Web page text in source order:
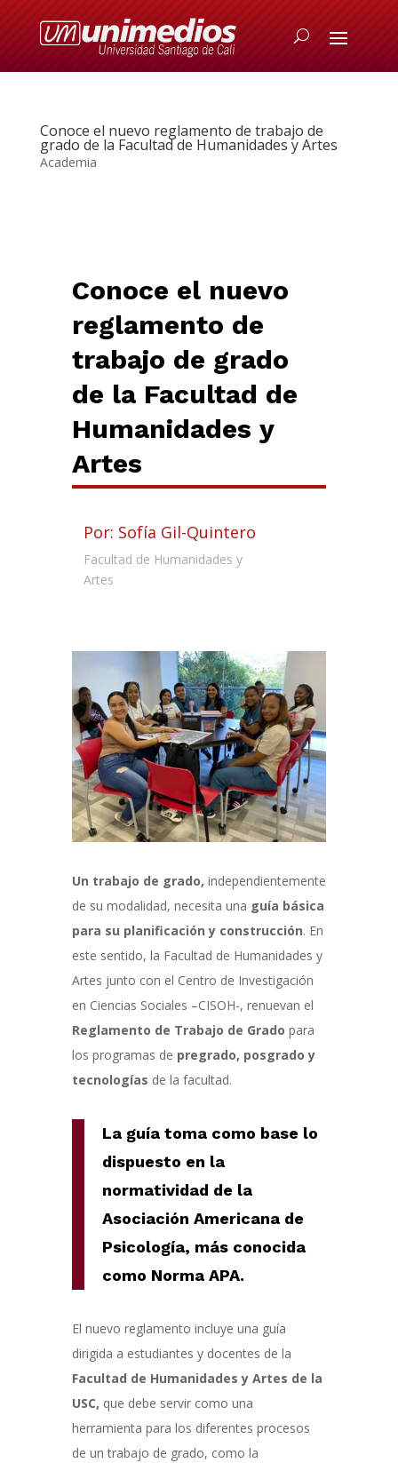
Conoce el nuevo reglamento de trabajo de
grado de la Facultad de Humanidades y Artes
Academia
Conoce el nuevo
reglamento de
trabajo de grado
de la Facultad de
Humanidades y
Artes
Por: Sofía Gil-Quintero
Facultad de Humanidades y
Artes
Un trabajo de grado, independientemente
de su modalidad, necesita una guía básica
para su planificación y construcción. En
este sentido, la Facultad de Humanidades y
Artes junto con el Centro de Investigación
en Ciencias Sociales –CISOH-, renuevan el
Reglamento de Trabajo de Grado para
los programas de pregrado, posgrado y
tecnologías de la facultad.
La guía toma como base lo
dispuesto en la
normatividad de la
Asociación Americana de
Psicología, más conocida
como Norma APA.
El nuevo reglamento incluye una guía
dirigida a estudiantes y docentes de la
Facultad de Humanidades y Artes de la
USC, que debe servir como una
herramienta para los diferentes procesos
de un trabajo de grado, como la